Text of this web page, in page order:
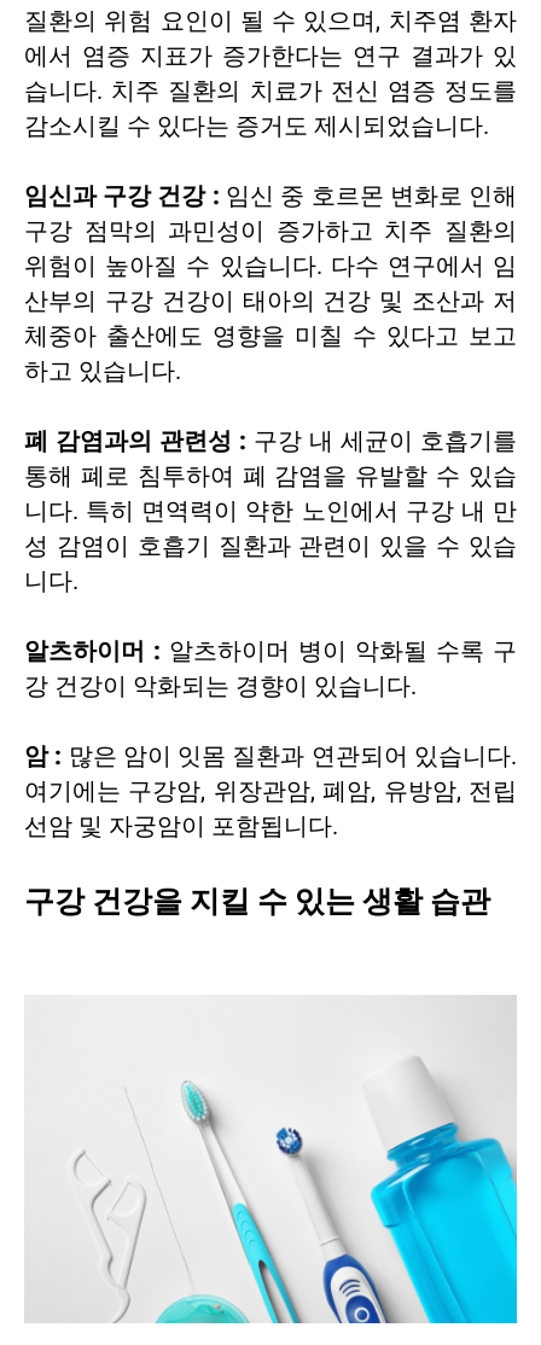
질환의 위험 요인이 될 수 있으며, 치주염 환자
에서 염증 지표가 증가한다는 연구 결과가 있
습니다. 치주 질환의 치료가 전신 염증 정도를
감소시킬 수 있다는 증거도 제시되었습니다.
임신과 구강 건강 : 임신 중 호르몬 변화로 인해
구강 점막의 과민성이 증가하고 치주 질환의
위험이 높아질 수 있습니다. 다수 연구에서 임
산부의 구강 건강이 태아의 건강 및 조산과 저
체중아 출산에도 영향을 미칠 수 있다고 보고
하고 있습니다.
폐 감염과의 관련성 : 구강 내 세균이 호흡기를
통해 폐로 침투하여 폐 감염을 유발할 수 있습
니다. 특히 면역력이 약한 노인에서 구강 내 만
성 감염이 호흡기 질환과 관련이 있을 수 있습
니다.
알츠하이머 : 알츠하이머 병이 악화될 수록 구
강 건강이 악화되는 경향이 있습니다.
암 : 많은 암이 잇몸 질환과 연관되어 있습니다.
여기에는 구강암, 위장관암, 폐암, 유방암, 전립
선암 및 자궁암이 포함됩니다.
구강 건강을 지킬 수 있는 생활 습관